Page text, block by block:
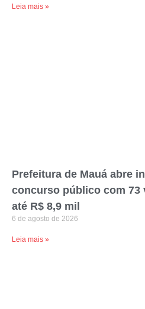
Leia mais »
Prefeitura de Mauá abre
concurso público com 73
até R$ 8,9 mil
6 de agosto de 2026
Leia mais »